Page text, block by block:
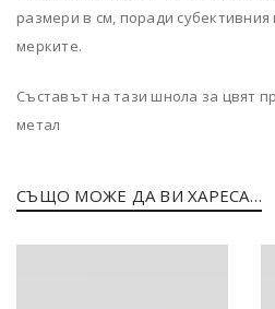
размери в см, поради
мерките.
Съставът на тази шнола за цвят
метал
СЪЩО МОЖЕ ДА ВИ ХАРЕСА…